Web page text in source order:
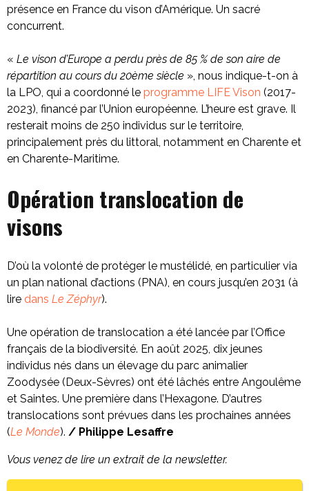
présence en France du vison d’Amérique. Un sacré
concurrent.
« Le vison d’Europe a perdu près de 85 % de son aire de
répartition au cours du 20ème siècle », nous indique-t-on à
la LPO, qui a coordonné le programme LIFE Vison (2017-
2023), financé par l’Union européenne. L’heure est grave. Il
resterait moins de 250 individus sur le territoire,
principalement près du littoral, notamment en Charente et
en Charente-Maritime.
Opération translocation de
visons
D’où la volonté de protéger le mustélidé, en particulier via
un plan national d’actions (PNA), en cours jusqu’en 2031 (à
lire dans Le Zéphyr).
Une opération de translocation a été lancée par l’Office
français de la biodiversité. En août 2025, dix jeunes
individus nés dans un élevage du parc animalier
Zoodysée (Deux-Sèvres) ont été lâchés entre Angoulême
et Saintes. Une première dans l’Hexagone. D’autres
translocations sont prévues dans les prochaines années
(Le Monde). / Philippe Lesaffre
Vous venez de lire un extrait de la newsletter.